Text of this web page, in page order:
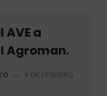
a
Agroman.
—
9 DE FEBRERO